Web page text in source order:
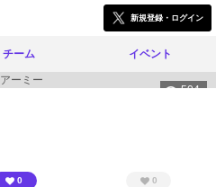
新規登録・ログイン
チーム イベント
504
0 0